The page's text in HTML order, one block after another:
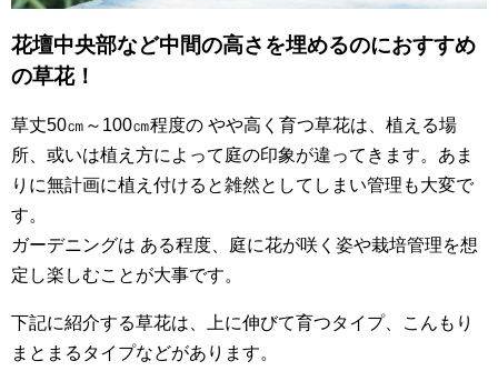
花壇中央部など中間の高さを埋めるのにおすすめ
の草花！
草丈50㎝～100㎝程度の やや高く育つ草花は、植える場
所、或いは植え方によって庭の印象が違ってきます。あま
りに無計画に植え付けると雑然としてしまい管理も大変で
す。
ガーデニングは ある程度、庭に花が咲く姿や栽培管理を想
定し楽しむことが大事です。
下記に紹介する草花は、上に伸びて育つタイプ、こんもり
まとまるタイプなどがあります。